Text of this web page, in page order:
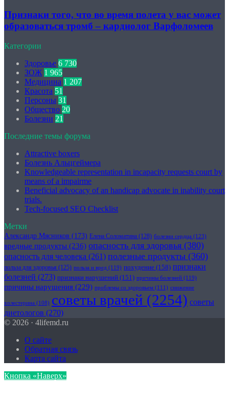
Признаки того, что во время полета у вас может
образоваться тромб – кардиолог Варфоломеев
Категории
Здоровье 6 730
ЗОЖ 1 965
Медицина 1 207
Красота 51
Персоны 31
Общество 20
Болезни 21
Последние темы форума
Attractive boxers
Болезнь Альцгеймера
Knowledgeable representation in incapacity requests court by
means of a impairme
Beneficial advocacy of an handicap advocate in inability court
trials.
Tech-focused SEO Checklist
Метки
Александр Мясников (173) Елена Соломатина (128) болезни сердца (123)
вредные продукты (236) опасность для здоровья (380)
опасность для человека (261) полезные продукты (360)
польза для здоровья (125) польза и вред (119) похудение (158) признаки
болезней (273) признаки нарушений (151) причины болезней (119)
причины нарушения (229) проблемы со здоровьем (111) снижение
холестерина (108) советы врачей (2254) советы
диетологов (270)
© 2026 · 4lifemd.ru
О сайте
Обратная связь
Карта сайта
Кнопка «Наверх»